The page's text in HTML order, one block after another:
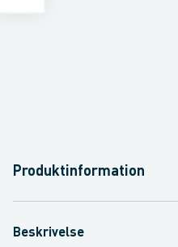
Produktinformation
Beskrivelse